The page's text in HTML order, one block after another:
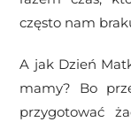
często nam
A jak Dzień
mamy? Bo
przygotować